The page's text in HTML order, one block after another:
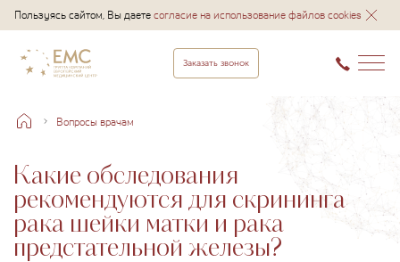
Пользуясь сайтом, Вы даетесогласие на использование файлов cookies
Заказать звонок
Вопросы врачам
Какие обследования
рекомендуются для скрининга
рака шейки матки и рака
предстательной железы?